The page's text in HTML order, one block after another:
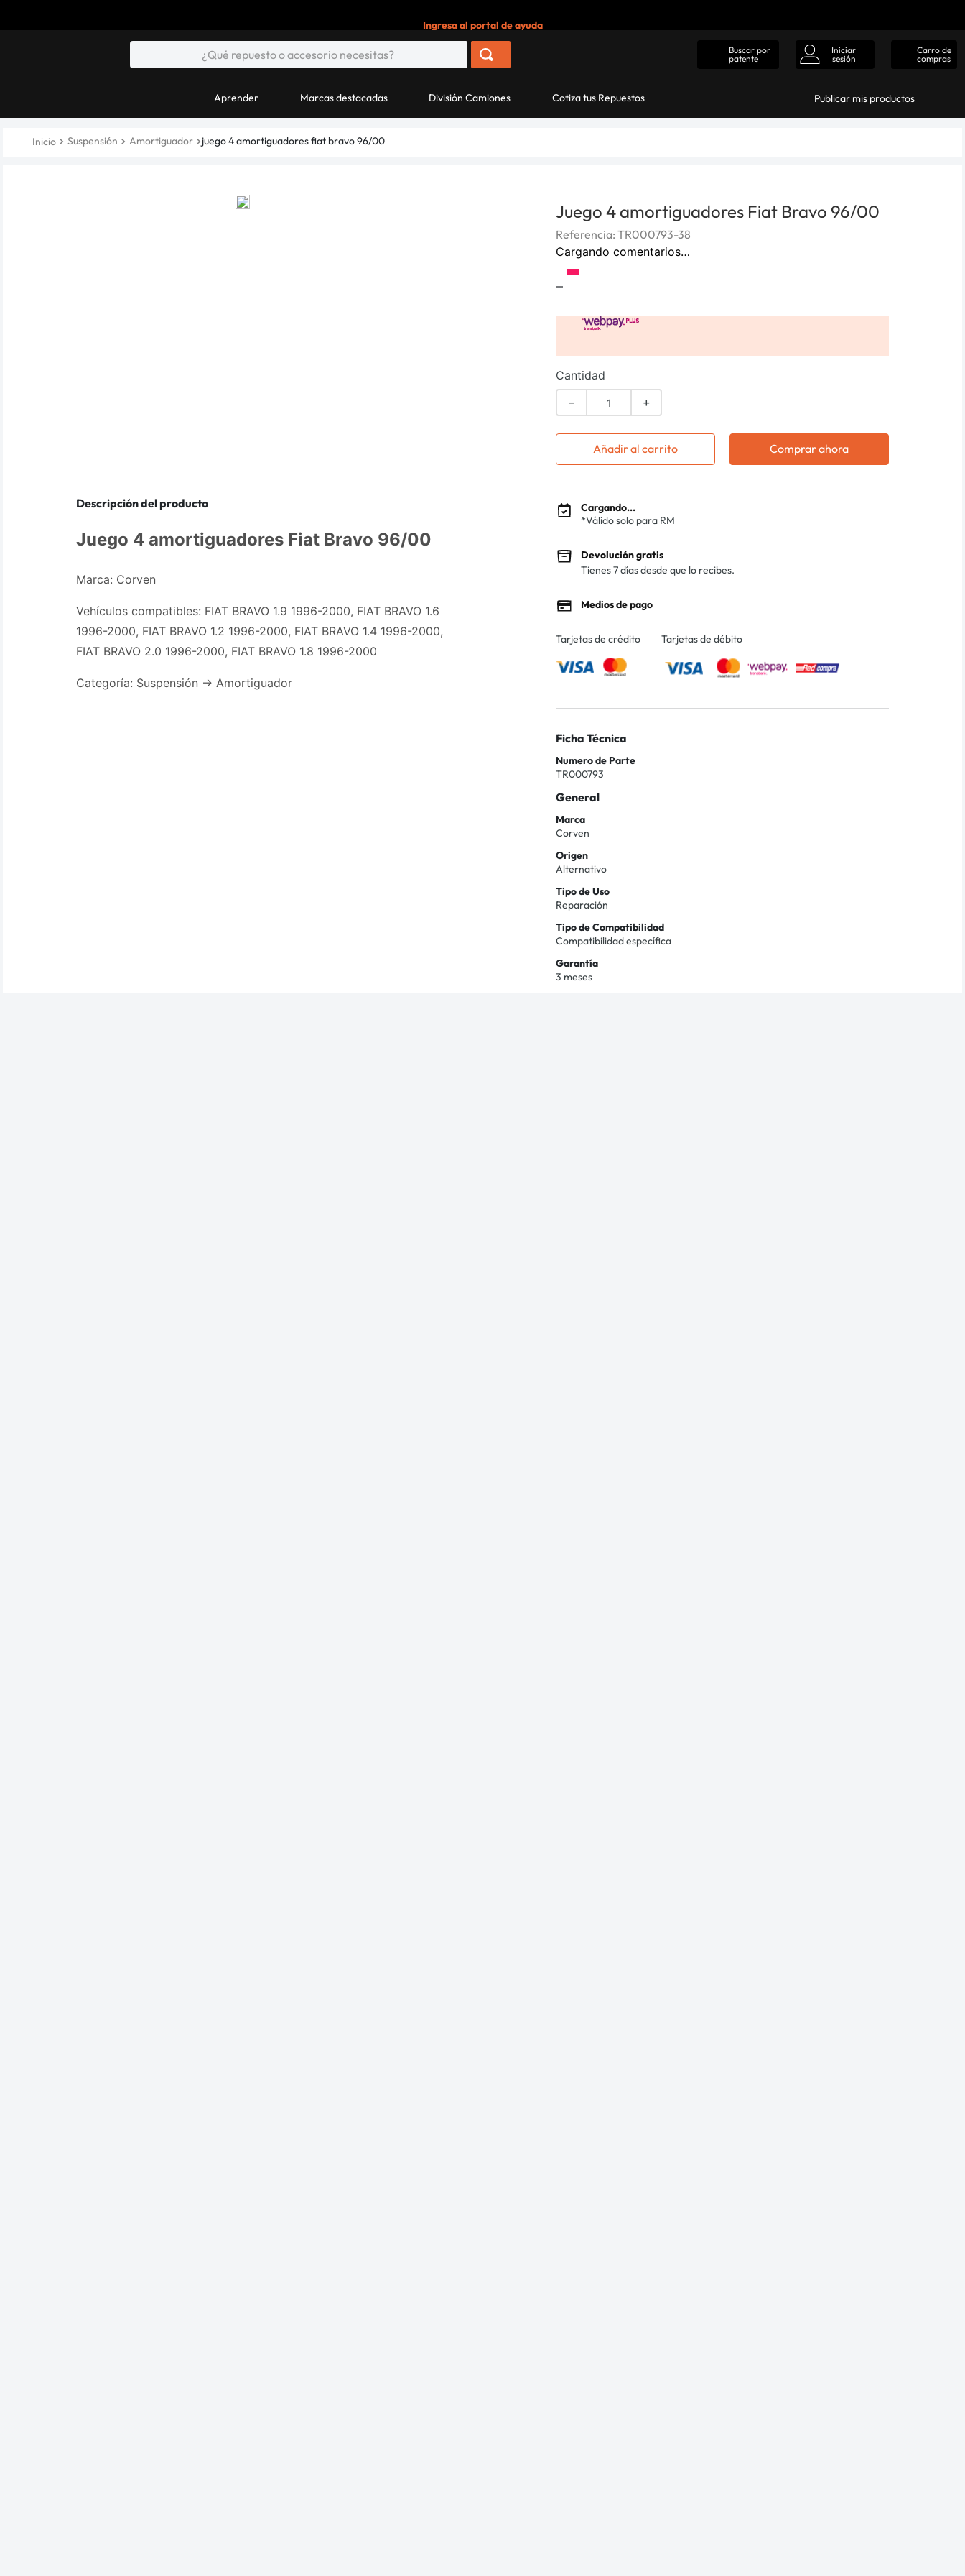
Ingresa al portal de ayuda
Buscar por
patente
Iniciar
sesión
Carro de
compras
Aprender Marcas destacadas División Camiones Cotiza tus Repuestos Publicar mis productos
Suspensión Amortiguador juego 4 amortiguadores fiat bravo 96/00
Descripción del producto
Juego 4 amortiguadores Fiat Bravo 96/00
Marca: Corven
Vehículos compatibles: FIAT BRAVO 1.9 1996-2000, FIAT BRAVO 1.6
1996-2000, FIAT BRAVO 1.2 1996-2000, FIAT BRAVO 1.4 1996-2000,
FIAT BRAVO 2.0 1996-2000, FIAT BRAVO 1.8 1996-2000
Categoría: Suspensión -> Amortiguador
Juego 4 amortiguadores Fiat Bravo 96/00
Referencia: TR000793-38
Cargando comentarios…
-
Cantidad
＋
－
Añadir al carrito Comprar ahora
Cargando...
*Válido solo para RM
Devolución gratis
Tienes 7 días desde que lo recibes.
Medios de pago
Tarjetas de crédito Tarjetas de débito
Ficha Técnica
Numero de Parte
TR000793
General
Marca
Corven
Origen
Alternativo
Tipo de Uso
Reparación
Tipo de Compatibilidad
Compatibilidad específica
Garantía
3 meses